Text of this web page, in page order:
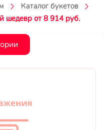
Оплата
Каталог букетов
шедевр от 8 914 руб.